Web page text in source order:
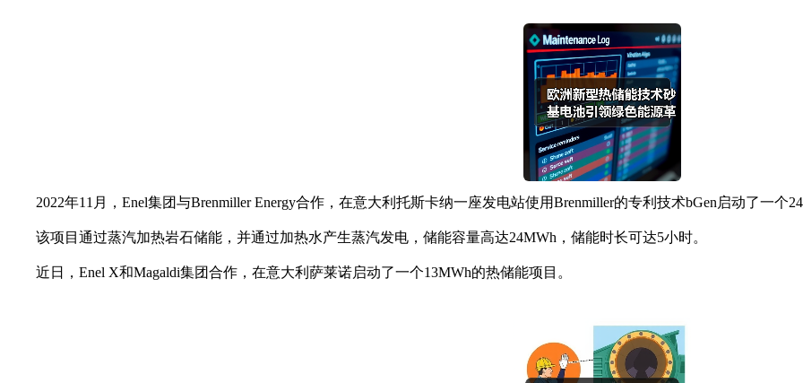
2022年11月，Enel集团与Brenmiller Energy合作，在意大利托斯卡纳一座发电站使用Brenmiller的专利技术bGen启动了一个
该项目通过蒸汽加热岩石储能，并通过加热水产生蒸汽发电，储能容量高达24MWh，储能时长可达5小时。
近日，Enel X和Magaldi集团合作，在意大利萨莱诺启动了一个13MWh的热储能项目。